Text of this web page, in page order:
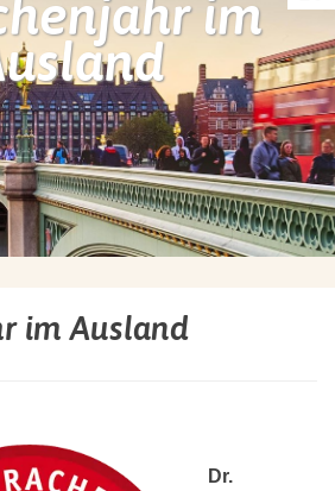
im
im Ausland
Dr.